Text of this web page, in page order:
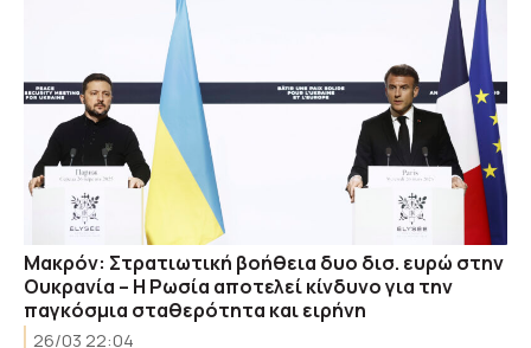
Μακρόν: Στρατιωτική βοήθεια δυο δισ. ευρώ στην
Ουκρανία – Η Ρωσία αποτελεί κίνδυνο για την
παγκόσμια σταθερότητα και ειρήνη
26/03 22:04